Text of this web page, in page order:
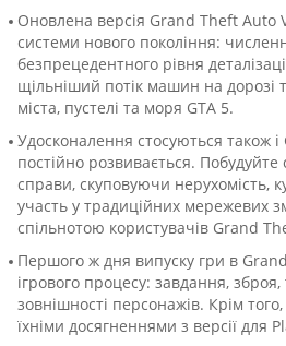
Оновлена версія Grand Theft Auto
системи нового покоління:
безпрецедентного рівня
щільніший потік машин на дорозі
міста, пустелі та моря GTA 5.
Удосконалення стосуються також
постійно розвивається.
справи, скуповуючи нерухомість,
участь у традиційних мережевих
спільнотою користувачів Grand
Першого ж дня випуску гри в
ігрового процесу: завдання,
зовнішності персонажів. Крім
їхніми досягненнями з версії для